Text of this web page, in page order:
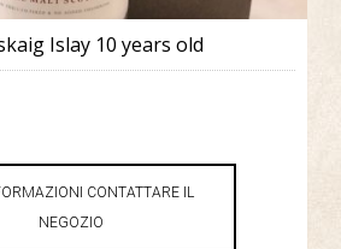
Islay 10 years old
CONTATTARE IL
NEGOZIO